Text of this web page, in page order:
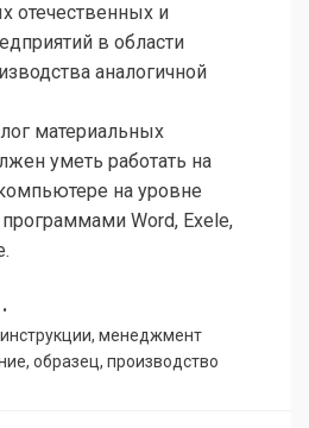
отечественных и
в области
аналогичной
материальных
уметь работать на
на уровне
программами Word, Exele,
менеджмент
образец, производство